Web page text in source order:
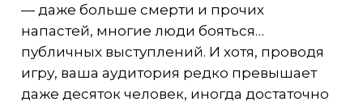
— даже больше смерти и прочих
напастей, многие люди бояться…
публичных выступлений. И хотя, проводя
игру, ваша аудитория редко превышает
даже десяток человек, иногда достаточно